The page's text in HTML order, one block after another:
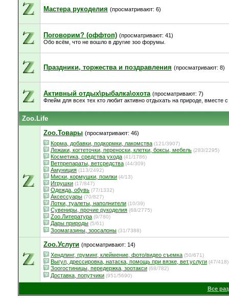
Мастера рукоделия (просматривают: 6)
Поговорим? (оффтоп) (просматривают: 41)
Обо всём, что не вошло в другие зоо форумы.
Праздники, торжества и поздравления (просматривают: 8)
Активный отдых\рыбалка\охота (просматривают: 7)
Флейм для всех тех кто любит активно отдыхать на природе, вместе
Zoo.Life
Zoo.Товары (просматривают: 46)
Корма, добавки, подкормки, лакомства (121/3907)
Лежаки, когтеточки, переноски, клетки, боксы, мебель (283/2295)
Косметика, средства ухода (41/1786)
Ветпрепараты, ветсредства (44/309)
Амуниция (113/2492)
Миски, кормушки, поилки (4/13)
Игрушки (17/847)
Одежда, обувь (77/1332)
Аксессуары (70/827)
Лотки, туалеты, наполнители (10/39)
Сувениры, прочие рукоделия (68/2775)
Zoo.Литература (9/780)
Дары природы (5/61)
Зоомагазины, зоосалоны (31/7388)
Zoo.Услуги (просматривают: 14)
Хендлинг, груминг, клеймение, фото/видео съемка (50/671)
Выгул, дрессировка, натаска, помощь при вязке, вет.услуги (47/418)
Зоогостиницы, передержка, зоотакси (68/782)
Доставка, попутчики (951/5690)
Все